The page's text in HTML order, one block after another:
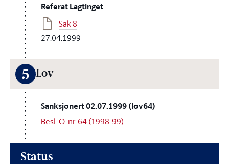
Referat Lagtinget
Sak 8
27.04.1999
5 Lov
Sanksjonert 02.07.1999 (lov64)
Besl. O. nr. 64 (1998-99)
Status